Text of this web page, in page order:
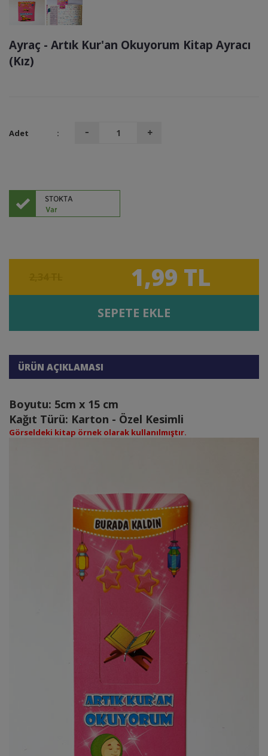
Ayraç - Artık Kur'an Okuyorum Kitap Ayracı
(Kız)
Adet :
1,99 TL
SEPETE EKLE
ÜRÜN AÇIKLAMASI
Boyutu: 5cm x 15 cm
Kağıt Türü: Karton - Özel Kesimli
Görseldeki kitap örnek olarak kullanılmıştır.